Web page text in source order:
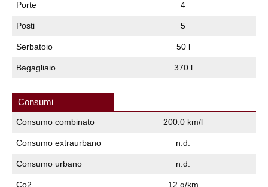
Porte 4
Posti 5
Serbatoio 50 l
Bagagliaio 370 l
Consumi
Consumo combinato 200.0 km/l
Consumo extraurbano n.d.
Consumo urbano n.d.
Co2 12 g/km